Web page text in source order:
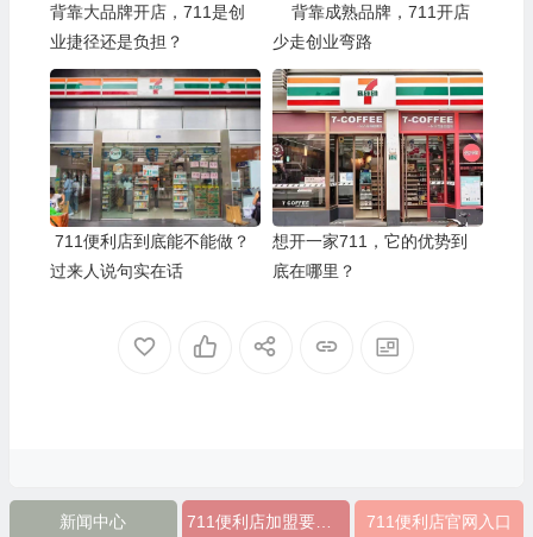
背靠大品牌开店，711是创
业捷径还是负担？
背靠成熟品牌，711开店
少走创业弯路
711便利店到底能不能做？
过来人说句实在话
想开一家711，它的优势到
底在哪里？
新闻中心 711便利店官网入口